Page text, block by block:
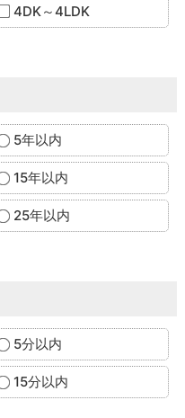
4DK～4LDK
5年以内
15年以内
25年以内
5分以内
15分以内